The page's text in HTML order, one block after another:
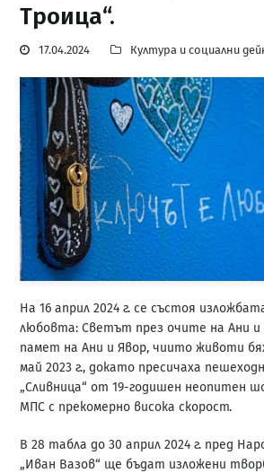
Троица“.
17.04.2024 Култура и социални
На 16 април 2024 г. се състоя
любовта: Светът през очите на Ани и
памет на Ани и Явор, чиито животи
май 2023 г., докато пресичаха
„Сливница“ от 19-годишен неопитен
МПС с прекомерно висока скорост.
В 28 табла до 30 април 2024 г. пред
„Иван Вазов“ ще бъдат изложени